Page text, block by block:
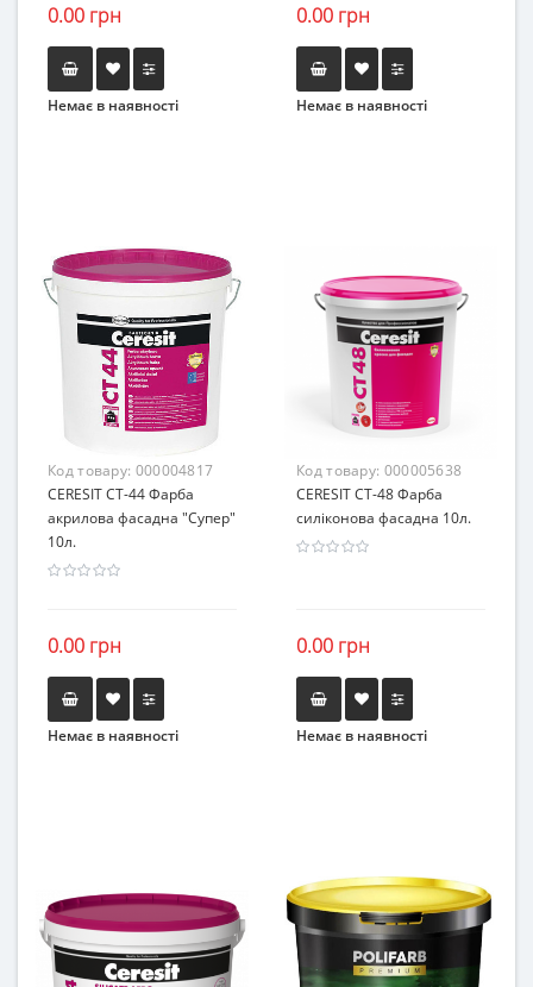
0.00 грн
Немає в наявності
0.00 грн
Немає в наявності
Код товару: 000004817
CERESIT СТ-44 Фарба
акрилова фасадна "Супер"
10л.
0.00 грн
Немає в наявності
Код товару: 000005638
CERESIT СТ-48 Фарба
силіконова фасадна 10л.
0.00 грн
Немає в наявності